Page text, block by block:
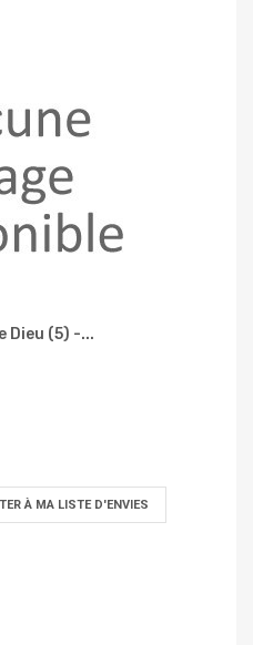
Dieu (5) -...
À MA LISTE D'ENVIES